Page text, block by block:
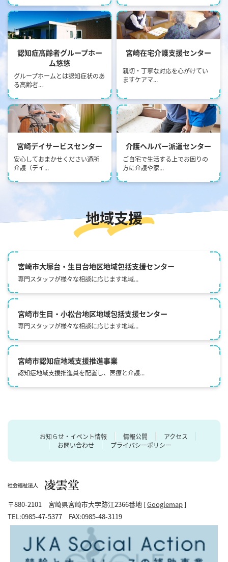
" alt="画像：認知症⾼齢者グ
ループホーム悠悠">
認知症⾼齢者グループホー
ム悠悠
グループホームとは認知症状のあ
る高齢者...
" alt="画像：宮崎在宅介護⽀援
センター">
宮崎在宅介護⽀援センター
親切・丁寧な対応を心がけてい
ますケアマ...
" alt="画像：宮崎デイサービス
センター">
宮崎デイサービスセンター
安心しておまかせください通所
介護（デイ...
" alt="画像：介護ヘルパー派遣
センター">
介護ヘルパー派遣センター
ご自宅で生活する上でお困りの
方に介護や家...
地域支援
宮崎市⼤塚台・⽣⽬台地区地域包括⽀援センター
専門スタッフが様々な相談に応じます地域...
宮崎市⽣⽬・⼩松台地区地域包括⽀援センター
専門スタッフが様々な相談に応じます地域...
宮崎市認知症地域⽀援推進事業
認知症地域支援推進員を配置し、医療と介護...
お知らせ・イベント情報 情報公開
アクセス
お問い合わせ
プライバシーポリシー
〒880-2101 宮崎県宮崎市大字跡江2366番地 [Googlemap]
TEL:0985-47-5377 FAX:0985-48-3119